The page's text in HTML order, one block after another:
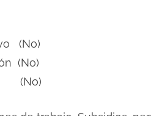
(No)
(No)
(No)